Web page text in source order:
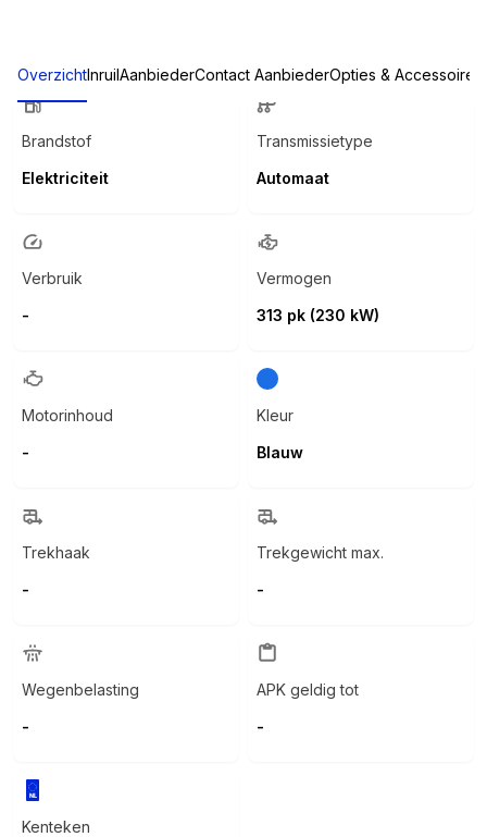
OverzichtInruil AanbiederContact AanbiederOpties & Accessoires
Brandstof
Elektriciteit
Transmissietype
Automaat
Verbruik
-
Vermogen
313 pk (230 kW)
Motorinhoud
-
Kleur
Blauw
Trekhaak
-
Trekgewicht max.
-
Wegenbelasting
-
APK geldig tot
-
Kenteken